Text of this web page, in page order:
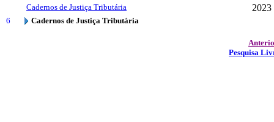
Cadernos de Justiça Tributária 2023
6 Cadernos de Justiça Tributária
Pesquisa